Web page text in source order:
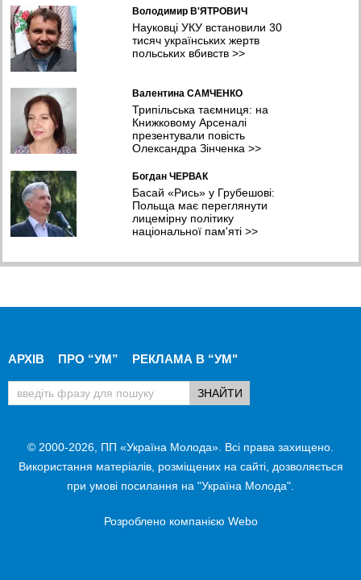
Володимир В'ЯТРОВИЧ
Науковці УКУ встановили 30
тисяч українських жертв
польських вбивств>>
Валентина САМЧЕНКО
Трипільська таємниця: на
Книжковому Арсеналі
презентували повість
Олександра Зінченка>>
Богдан ЧЕРВАК
Басай «Рись» у Грубешові:
Польща має переглянути
лицемірну політику
національної пам'яті>>
АРХІВ ПРО “УМ” РЕКЛАМА В “УМ"
© 2000-2026, ПП «Україна Молода». Всі права захищено.
Використання матеріалів, розміщених на сайті, дозволяється
при умові посилання на "Україна Молода".
Розроблено компанією Webo